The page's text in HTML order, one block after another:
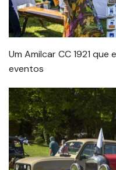
Um Amilcar CC 1921
eventos